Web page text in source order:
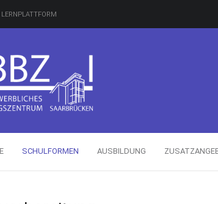
LERNPLATTFORM
SCHULFORMEN AUSBILDUNG